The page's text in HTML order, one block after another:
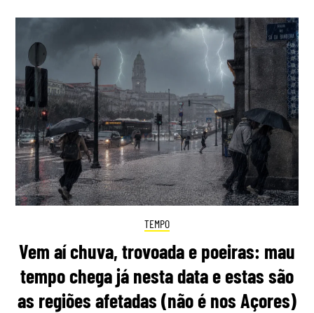
TEMPO
Vem aí chuva, trovoada e poeiras: mau
tempo chega já nesta data e estas são
as regiões afetadas (não é nos Açores)